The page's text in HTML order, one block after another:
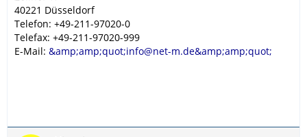
40221 Düsseldorf
Telefon: +49-211-97020-0
Telefax: +49-211-97020-999
E-Mail: &amp;amp;quot;info@net-m.de&amp;amp;quot;